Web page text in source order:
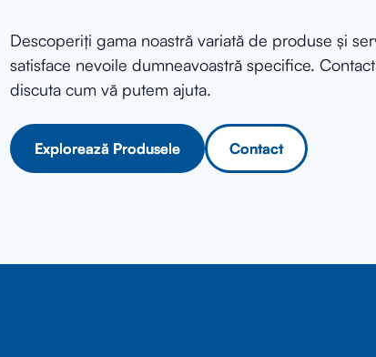
Descoperiți gama noastră variată de produse și
satisface nevoile dumneavoastră specifice.
discuta cum vă putem ajuta.
Explorează Produsele
Explorează Produsele Contact
Contact